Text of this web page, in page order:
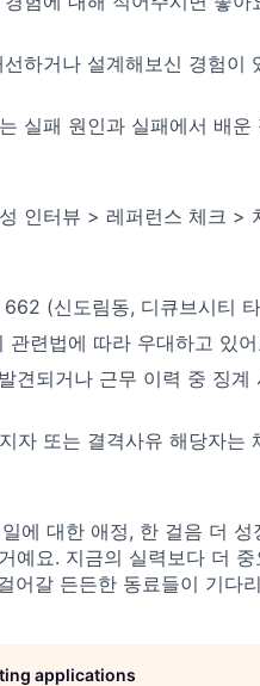
하거나 설계해보신 경험이
실패 원인과 실패에서 배운
인터뷰 > 레퍼런스 체크 >
(신도림동, 디큐브시티
련법에 따라 우대하고 있어
견되거나 근무 이력 중 징
자 또는 결격사유 해당자는
에 대한 애정, 한 걸음 더
예요. 지금의 실력보다 더
어갈 든든한 동료들이 기다
applications